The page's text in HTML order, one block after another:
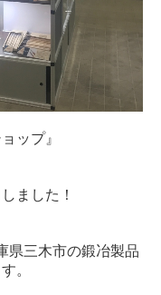
ップ』
ました！
県三木市の鍛冶製品
。